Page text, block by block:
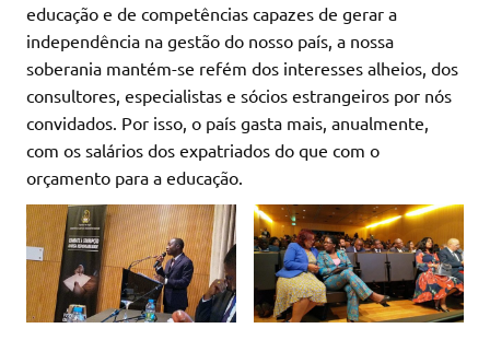
educação e de competências capazes de gerar a
independência na gestão do nosso país, a nossa
soberania mantém-se refém dos interesses alheios, dos
consultores, especialistas e sócios estrangeiros por nós
convidados. Por isso, o país gasta mais, anualmente,
com os salários dos expatriados do que com o
orçamento para a educação.